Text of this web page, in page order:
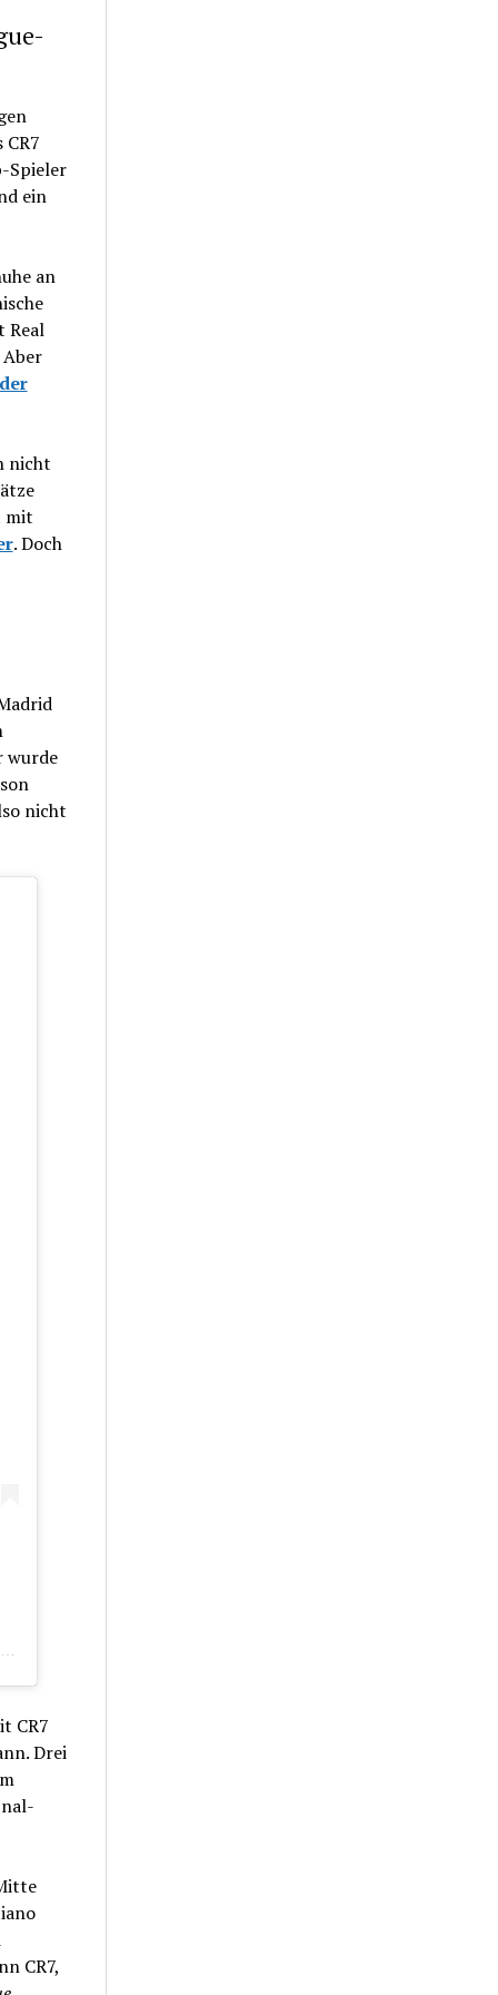
Spieler
ein
an
nicht
mit
. Doch
wurde
nicht
CR7
Drei
CR7,